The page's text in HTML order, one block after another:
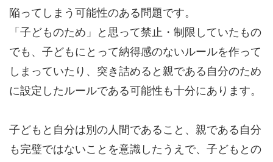
陥ってしまう可能性のある問題です。
「子どものため」と思って禁止・制限していたもの
でも、子どもにとって納得感のないルールを作って
しまっていたり、突き詰めると親である自分のため
に設定したルールである可能性も十分にあります。
子どもと自分は別の人間であること、親である自分
も完璧ではないことを意識したうえで、子どもとの